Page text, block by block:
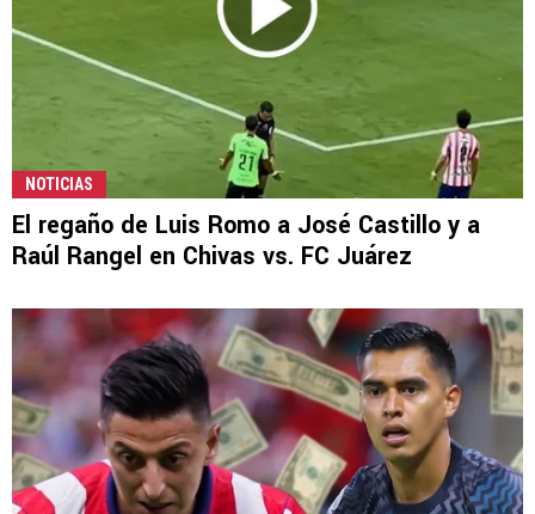
NOTICIAS
El regaño de Luis Romo a José Castillo y a
Raúl Rangel en Chivas vs. FC Juárez